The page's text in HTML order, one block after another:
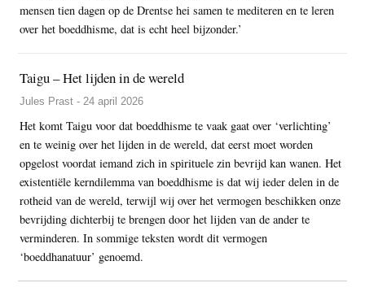
mensen tien dagen op de Drentse hei samen te mediteren en te leren
over het boeddhisme, dat is echt heel bijzonder.’
Taigu – Het lijden in de wereld
Jules Prast - 24 april 2026
Het komt Taigu voor dat boeddhisme te vaak gaat over ‘verlichting’
en te weinig over het lijden in de wereld, dat eerst moet worden
opgelost voordat iemand zich in spirituele zin bevrijd kan wanen. Het
existentiële kerndilemma van boeddhisme is dat wij ieder delen in de
rotheid van de wereld, terwijl wij over het vermogen beschikken onze
bevrijding dichterbij te brengen door het lijden van de ander te
verminderen. In sommige teksten wordt dit vermogen
‘boeddhanatuur’ genoemd.